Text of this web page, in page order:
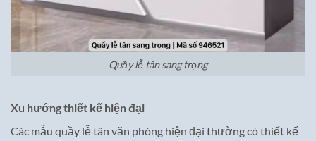
Quầy lễ tân sang trọng
Xu hướng thiết kế hiện đại
Các mẫu quầy lễ tân văn phòng hiện đại thường có thiết kế